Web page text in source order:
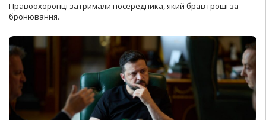
Правоохоронці затримали посередника, який брав гроші за
бронювання.